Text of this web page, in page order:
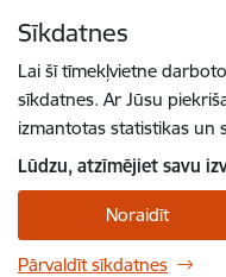
Sīkdatnes
Lai šī tīmekļvietne
sīkdatnes. Ar Jūsu
izmantotas statistikas un
Lūdzu, atzīmējiet savu
Noraidīt
Pārvaldīt sīkdatnes